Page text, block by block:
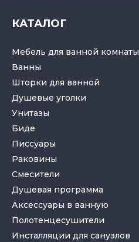
КАТАЛОГ
Мебель для ванной комнаты
Ванны
Шторки для ванной
Душевые уголки
Унитазы
Биде
Писсуары
Раковины
Смесители
Душевая программа
Аксессуары в ванную
Полотенцесушители
Инсталляции для санузлов